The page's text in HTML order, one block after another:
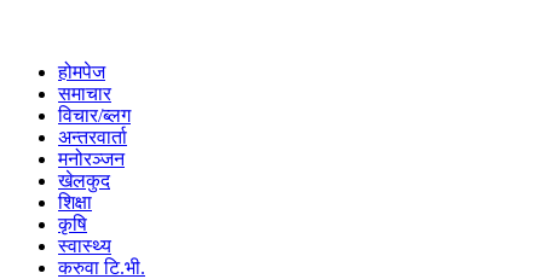
होमपेज
समाचार
विचार/ब्लग
अन्तरवार्ता
मनोरञ्जन
खेलकुद
शिक्षा
कृषि
स्वास्थ्य
करुवा टि.भी.